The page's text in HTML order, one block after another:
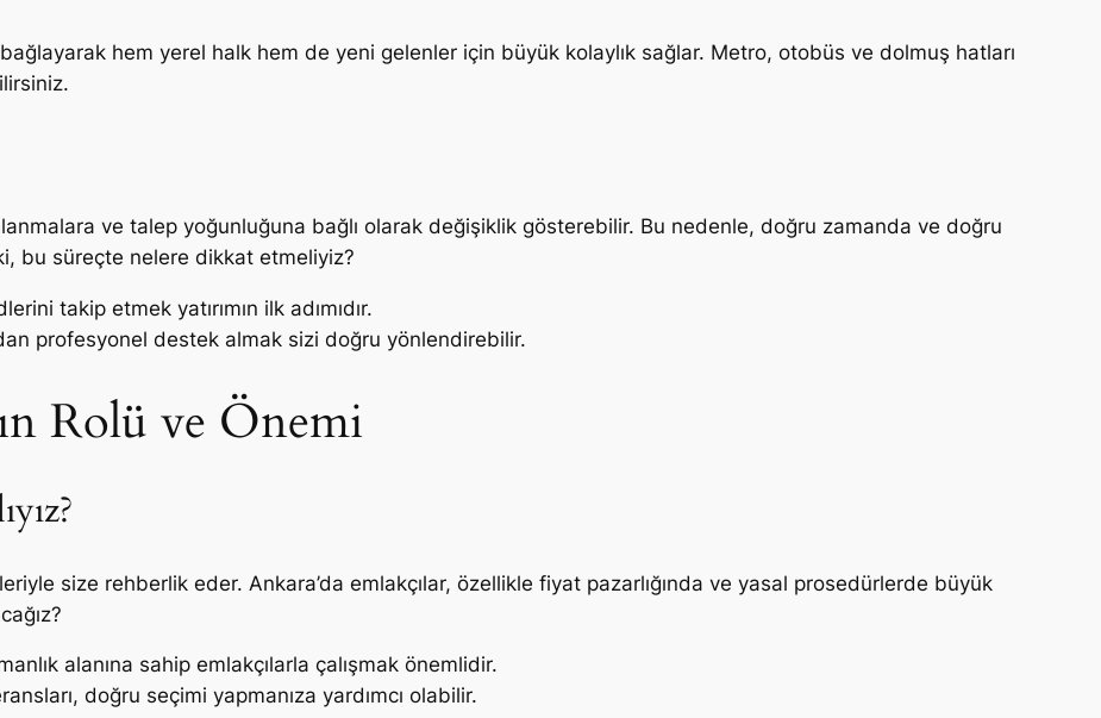
hem yerel halk hem de yeni gelenler için büyük kolaylık sağlar. Metro, otobüs ve dolmuş hatları
ve talep yoğunluğuna bağlı olarak değişiklik gösterebilir. Bu nedenle, doğru zamanda ve doğru
bu süreçte nelere dikkat etmeliyiz?
takip etmek yatırımın ilk adımıdır.
profesyonel destek almak sizi doğru yönlendirebilir.
Rolü ve Önemi
size rehberlik eder. Ankara’da emlakçılar, özellikle fiyat pazarlığında ve yasal prosedürlerde büyük
alanına sahip emlakçılarla çalışmak önemlidir.
doğru seçimi yapmanıza yardımcı olabilir.